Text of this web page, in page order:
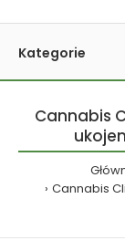
Kategorie
Cannabis
Cannabis